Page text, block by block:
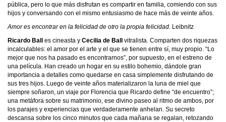
pública, pero lo que más disfrutan es compartir en familia, comiendo con sus
hijos y conversando con el mismo entusiasmo de hace más de veinte años.
Amor es encontrar en la felicidad de otro la propia felicidad. Leibnitz
Ricardo Ball
es cineasta y Cecilia de Ball
vitralista. Comparten dos riquezas
incalculables: el amor por el arte y el que se tienen entre sí, muy propio. “Lo
mejor que nos ha pasado es encontrarnos”, por supuesto, en el estreno de
una película. Han creado un hogar en su estilo bohemio, dándole gran
importancia a detalles como quedarse en casa simplemente disfrutando de
sus tres hijos. Luego de veinte años materializaron la luna de miel que
siempre soñaron, un viaje por Florencia que Ricardo define “de encuentro”;
una metáfora sobre su matrimonio, ese divino paseo al ritmo de ambos, por
los parajes y experiencias que verdaderamente anhelan. Su secreto
descansa sobre los cinco minutos que cada mañana se regalan, retozando